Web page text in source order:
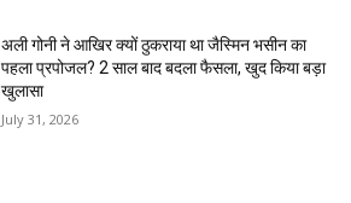
अली गोनी ने आखिर क्यों ठुकराया था जैस्मिन भसीन का
पहला प्रपोजल? 2 साल बाद बदला फैसला, खुद किया बड़ा
खुलासा
July 31, 2026